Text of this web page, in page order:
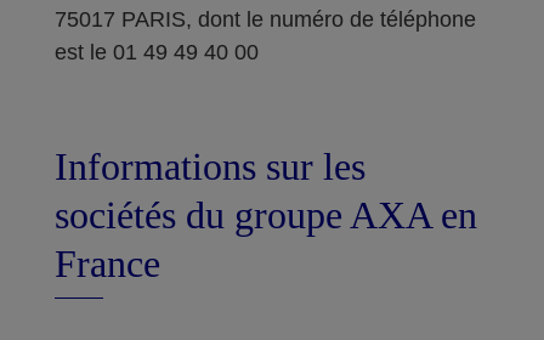
75017 PARIS, dont le numéro de téléphone
est le 01 49 49 40 00
Informations sur les
sociétés du groupe AXA en
France